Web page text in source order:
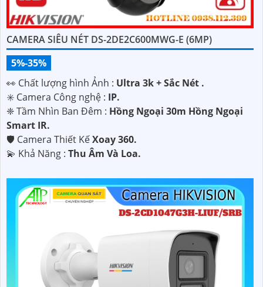
CAMERA SIÊU NÉT DS-2DE2C600MWG-E (6MP)
5%-35%
️👀 Chất lượng hình Ảnh : Ultra 3k + Sắc Nét .
✳️ Camera Công nghệ : IP.
❈ Tầm Nhìn Ban Đêm : Hồng Ngoại 30m Hồng Ngoại
Smart IR.
🛡 Camera Thiết KếXoay 360.
️💫 Khả Năng : Thu Âm Và Loa.